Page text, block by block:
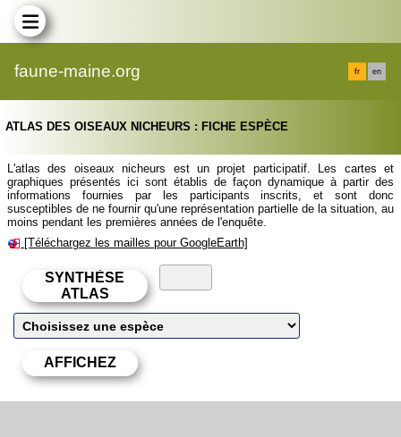
faune-maine.org fr en
ATLAS DES OISEAUX NICHEURS : FICHE ESPÈCE
L'atlas des oiseaux nicheurs est un projet participatif. Les cartes et
graphiques présentés ici sont établis de façon dynamique à partir des
informations fournies par les participants inscrits, et sont donc
susceptibles de ne fournir qu'une représentation partielle de la situation, au
moins pendant les premières années de l'enquête.
[Téléchargez les mailles pour GoogleEarth]